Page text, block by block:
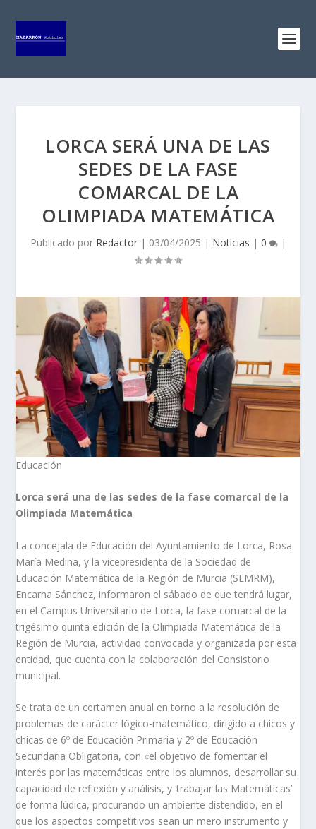
LORCA SERÁ UNA DE LAS
SEDES DE LA FASE
COMARCAL DE LA
OLIMPIADA MATEMÁTICA
Publicado por Redactor| 03/04/2025 | Noticias | 0 |
Educación
Lorca será una de las sedes de la fase comarcal de la
Olimpiada Matemática
La concejala de Educación del Ayuntamiento de Lorca, Rosa
María Medina, y la vicepresidenta de la Sociedad de
Educación Matemática de la Región de Murcia (SEMRM),
Encarna Sánchez, informaron el sábado de que tendrá lugar,
en el Campus Universitario de Lorca, la fase comarcal de la
trigésimo quinta edición de la Olimpiada Matemática de la
Región de Murcia, actividad convocada y organizada por esta
entidad, que cuenta con la colaboración del Consistorio
municipal.
Se trata de un certamen anual en torno a la resolución de
problemas de carácter lógico-matemático, dirigido a chicos y
chicas de 6º de Educación Primaria y 2º de Educación
Secundaria Obligatoria, con «el objetivo de fomentar el
interés por las matemáticas entre los alumnos, desarrollar su
capacidad de reflexión y análisis, y ‘trabajar las Matemáticas’
de forma lúdica, procurando un ambiente distendido, en el
que los aspectos competitivos sean un mero instrumento y